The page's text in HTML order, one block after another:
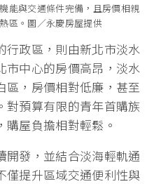
能與交通條件完備，且房價相親
區。圖／永慶房屋提供
行政區，則由新北市淡水
市中心的房價高昂，淡水
區，房價相對低廉，甚至
對預算有限的青年首購族
屋負擔相對輕鬆。
開發，並結合淡海輕軌通
僅提升區域交通便利性與